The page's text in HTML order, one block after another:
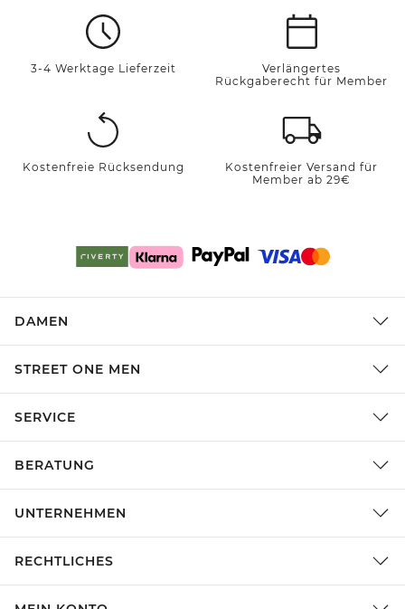
3-4 Werktage Lieferzeit
Verlängertes
Rückgaberecht für Member
Kostenfreie Rücksendung
Kostenfreier Versand für
Member ab 29€
DAMEN
STREET ONE MEN
SERVICE
BERATUNG
UNTERNEHMEN
RECHTLICHES